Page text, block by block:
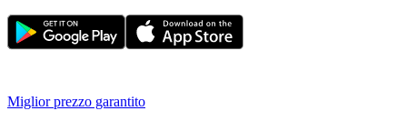
Miglior prezzo garantito